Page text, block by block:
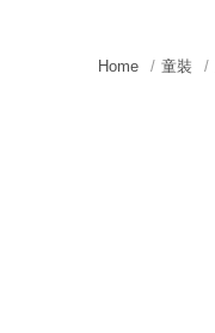
Home 童裝